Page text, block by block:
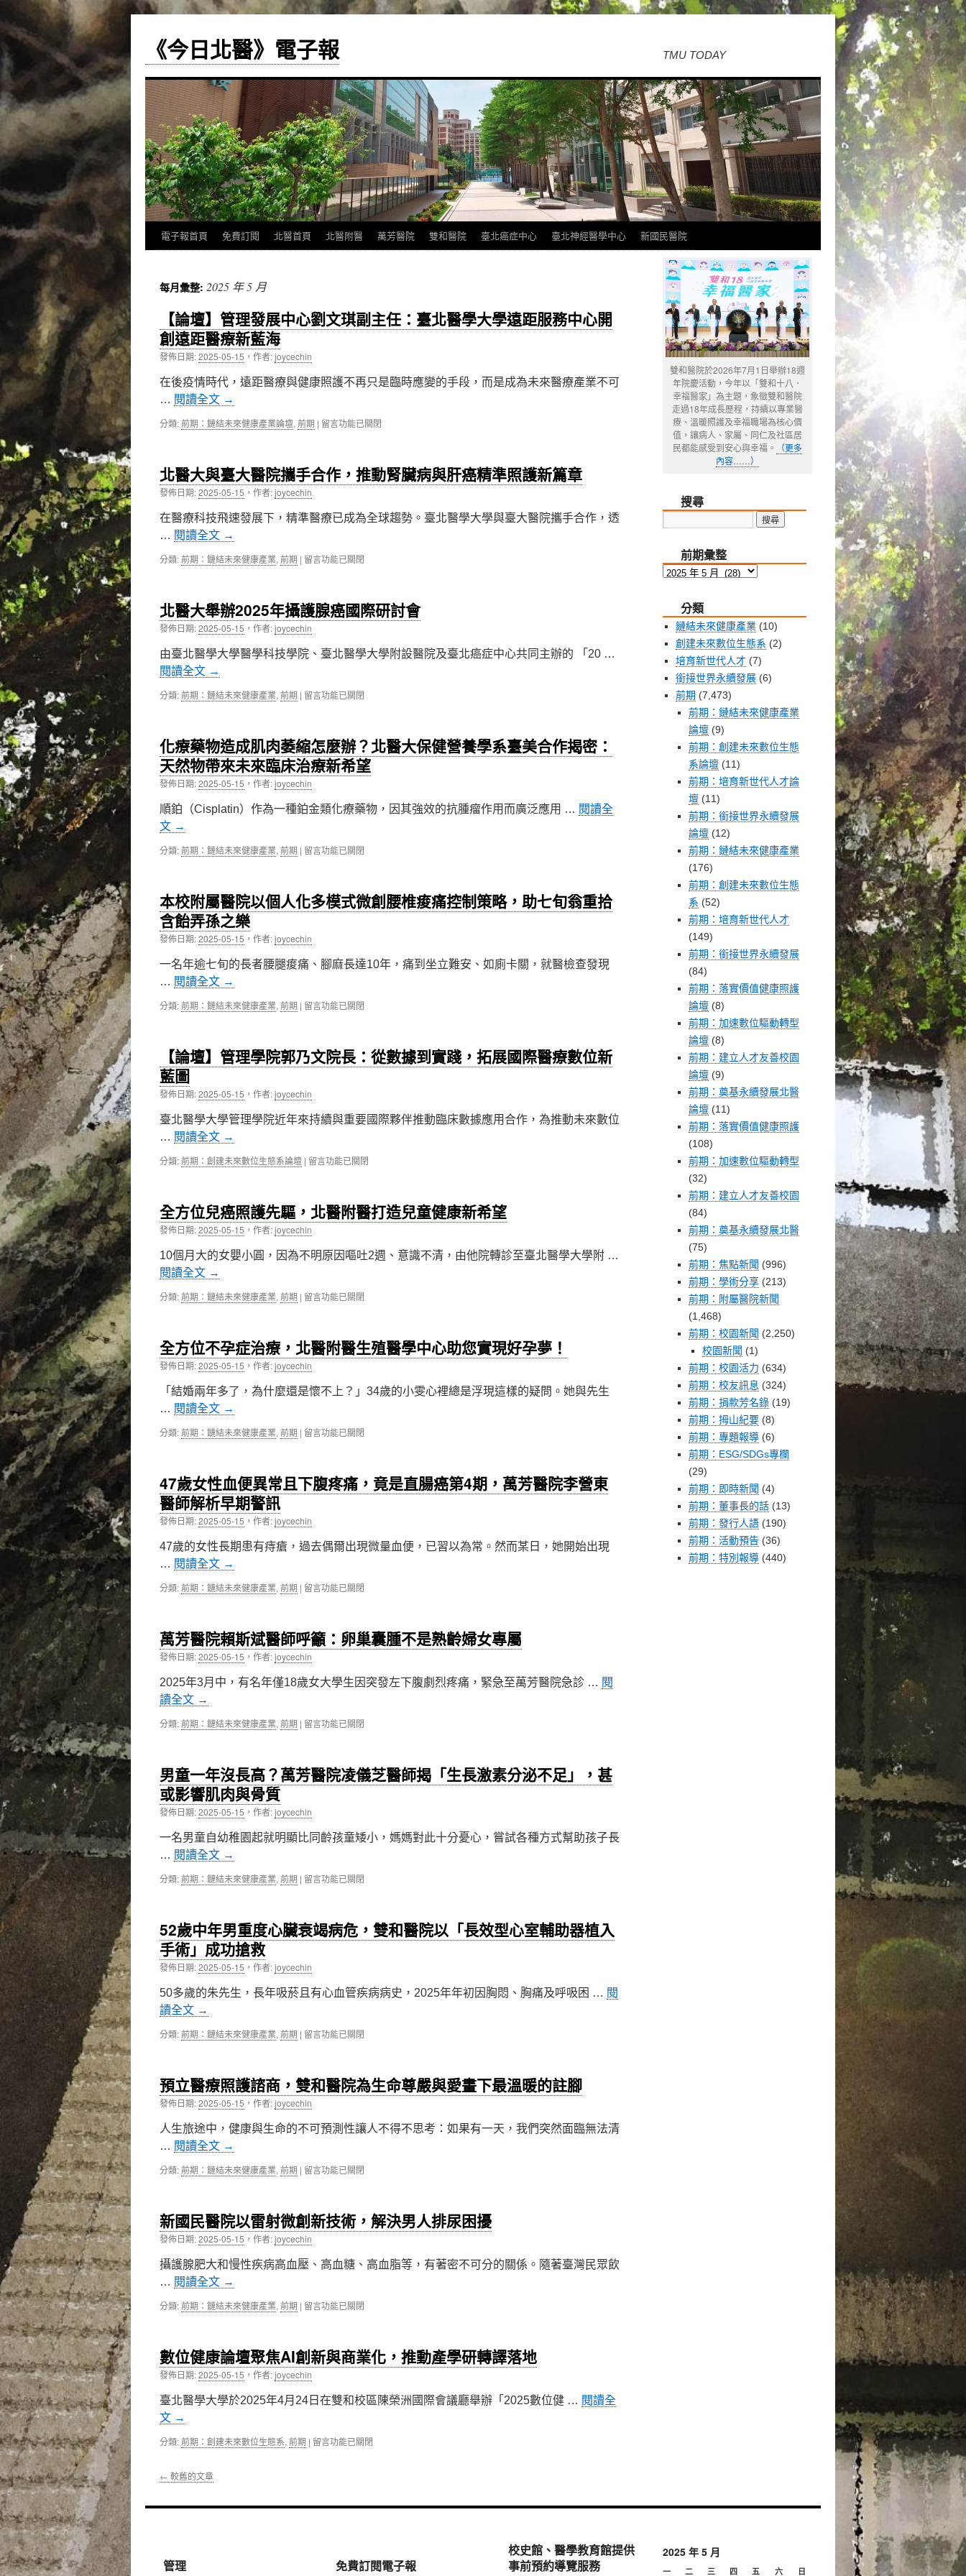
《今日北醫》電子報 TMU TODAY
跳
主
內
電子報首頁 免費訂閱 北醫首頁 北醫附醫 萬芳醫院 雙和醫院 臺北癌症中心 臺北神經醫學中心 新國民醫院
每月彙整: 2025 年 5 月
【論壇】管理發展中心劉文琪副主任：臺北醫學大學遠距服務中心開
創遠距醫療新藍海
發佈日期:2025-05-15 ， 作者:joycechin
在後疫情時代，遠距醫療與健康照護不再只是臨時應變的手段，而是成為未來醫療產業不可
… 閱讀全文 →
分類:前期：鏈結未來健康產業論壇, 前期 | 在
理
發
中
心
琪
任：
臺
學
遠
中
心
開
距
新
留言功能已關閉
北醫大與臺大醫院攜手合作，推動腎臟病與肝癌精準照護新篇章
發佈日期:2025-05-15 ， 作者:joycechin
在醫療科技飛速發展下，精準醫療已成為全球趨勢。臺北醫學大學與臺大醫院攜手合作，透
… 閱讀全文 →
分類:前期：鏈結未來健康產業, 前期 | 在
與
臺
大
醫
院
合
動
腎
臟
病
與
肝
癌
照
篇
章〉
留言功能已關閉
北醫大舉辦2025年攝護腺癌國際研討會
發佈日期:2025-05-15 ， 作者:joycechin
由臺北醫學大學醫學科技學院、臺北醫學大學附設醫院及臺北癌症中心共同主辦的 「20 …
閱讀全文 →
分類:前期：鏈結未來健康產業, 前期 | 在
舉
辦
2025
年
護
國
會〉
中
留言功能已關閉
化療藥物造成肌肉萎縮怎麼辦？北醫大保健營養學系臺美合作揭密：
天然物帶來未來臨床治療新希望
發佈日期:2025-05-15 ， 作者:joycechin
順鉑（Cisplatin）作為一種鉑金類化療藥物，因其強效的抗腫瘤作用而廣泛應用 … 閱讀全
文 →
分類:前期：鏈結未來健康產業, 前期 | 在
物
造
肌
萎
麼
大
保
營
學
美
密：
天
然
物
帶
來
治
療
新
望〉
留言功能已關閉
本校附屬醫院以個人化多模式微創腰椎痠痛控制策略，助七旬翁重拾
含飴弄孫之樂
發佈日期:2025-05-15 ， 作者:joycechin
一名年逾七旬的長者腰腿痠痛、腳麻長達10年，痛到坐立難安、如廁卡關，就醫檢查發現
… 閱讀全文 →
分類:前期：鏈結未來健康產業, 前期 | 在
屬
醫
以
人
模
腰
椎
痠
痛
控
略，
旬
翁
重
含
孫
留言功能已關閉
【論壇】管理學院郭乃文院長：從數據到實踐，拓展國際醫療數位新
藍圖
發佈日期:2025-05-15 ， 作者:joycechin
臺北醫學大學管理學院近年來持續與重要國際夥伴推動臨床數據應用合作，為推動未來數位
… 閱讀全文 →
分類:前期：創建未來數位生態系論壇 | 在
理
學
院
郭
乃
長：
據
到
實
拓
際
位
新
圖〉
留言功能已關閉
全方位兒癌照護先驅，北醫附醫打造兒童健康新希望
發佈日期:2025-05-15 ， 作者:joycechin
10個月大的女嬰小圓，因為不明原因嘔吐2週、意識不清，由他院轉診至臺北醫學大學附 …
閱讀全文 →
分類:前期：鏈結未來健康產業, 前期 | 在
兒
癌
照
護
先
醫
打
造
童
健
康
新
中
留言功能已關閉
全方位不孕症治療，北醫附醫生殖醫學中心助您實現好孕夢！
發佈日期:2025-05-15 ， 作者:joycechin
「結婚兩年多了，為什麼還是懷不上？」34歲的小雯心裡總是浮現這樣的疑問。她與先生
… 閱讀全文 →
分類:前期：鏈結未來健康產業, 前期 | 在
不
孕
治
北
醫
學
中
心
助
您
好
中
留言功能已關閉
47歲女性血便異常且下腹疼痛，竟是直腸癌第4期，萬芳醫院李營東
醫師解析早期警訊
發佈日期:2025-05-15 ， 作者:joycechin
47歲的女性長期患有痔瘡，過去偶爾出現微量血便，已習以為常。然而某日，她開始出現
… 閱讀全文 →
分類:前期：鏈結未來健康產業, 前期 | 在
性
血
便
異
常
腹
竟
是
腸
癌
第
4
芳
李
營
醫
師
解
析
警
留言功能已關閉
萬芳醫院賴斯斌醫師呼籲：卵巢囊腫不是熟齡婦女專屬
發佈日期:2025-05-15 ， 作者:joycechin
2025年3月中，有名年僅18歲女大學生因突發左下腹劇烈疼痛，緊急至萬芳醫院急診 … 閱
讀全文 →
分類:前期：鏈結未來健康產業, 前期 | 在
院
賴
斌
師
卵
不
是
齡
女
中
留言功能已關閉
男童一年沒長高？萬芳醫院凌儀芝醫師揭「生長激素分泌不足」，甚
或影響肌肉與骨質
發佈日期:2025-05-15 ， 作者:joycechin
一名男童自幼稚園起就明顯比同齡孩童矮小，媽媽對此十分憂心，嘗試各種方式幫助孩子長
… 閱讀全文 →
分類:前期：鏈結未來健康產業, 前期 | 在
年
沒
高？
芳
凌
師
揭
「生
長
激
泌
甚
或
影
肌
骨
留言功能已關閉
52歲中年男重度心臟衰竭病危，雙和醫院以「長效型心室輔助器植入
手術」成功搶救
發佈日期:2025-05-15 ， 作者:joycechin
50多歲的朱先生，長年吸菸且有心血管疾病病史，2025年年初因胸悶、胸痛及呼吸困 … 閱
讀全文 →
分類:前期：鏈結未來健康產業, 前期 | 在
年
男
重
度
心
竭
雙
和
醫
以
型
助
器
植
入
手
功
留言功能已關閉
預立醫療照護諮商，雙和醫院為生命尊嚴與愛畫下最溫暖的註腳
發佈日期:2025-05-15 ， 作者:joycechin
人生旅途中，健康與生命的不可預測性讓人不得不思考：如果有一天，我們突然面臨無法清
… 閱讀全文 →
分類:前期：鏈結未來健康產業, 前期 | 在
療
照
護
諮
商，
醫
生
命
尊
與
下
註
留言功能已關閉
新國民醫院以雷射微創新技術，解決男人排尿困擾
發佈日期:2025-05-15 ， 作者:joycechin
攝護腺肥大和慢性疾病高血壓、高血糖、高血脂等，有著密不可分的關係。隨著臺灣民眾飲
… 閱讀全文 →
分類:前期：鏈結未來健康產業, 前期 | 在
醫
院
以
雷
射
新
男
留言功能已關閉
數位健康論壇聚焦AI創新與商業化，推動產學研轉譯落地
發佈日期:2025-05-15 ， 作者:joycechin
臺北醫學大學於2025年4月24日在雙和校區陳榮洲國際會議廳舉辦「2025數位健 … 閱讀全
文 →
分類:前期：創建未來數位生態系, 前期 | 在
論
留言功能已關閉
← 較舊的文章
雙和醫院於2026年7月1日舉辦18週
年院慶活動，今年以「雙和十八．
幸福醫家」為主題，象徵雙和醫院
走過18年成長歷程，持續以專業醫
療、溫暖照護及幸福職場為核心價
值，讓病人、家屬、同仁及社區居
民都能感受到安心與幸福。
（更多
內容……）
搜尋
前期彙整
前
整
分類
鏈結未來健康產業 (10)
創建未來數位生態系 (2)
培育新世代人才 (7)
銜接世界永續發展 (6)
前期 (7,473)
前期：鏈結未來健康產業
論壇 (9)
前期：創建未來數位生態
系論壇 (11)
前期：培育新世代人才論
壇 (11)
前期：銜接世界永續發展
論壇 (12)
前期：鏈結未來健康產業
(176)
前期：創建未來數位生態
系 (52)
前期：培育新世代人才
(149)
前期：銜接世界永續發展
(84)
前期：落實價值健康照護
論壇 (8)
前期：加速數位驅動轉型
論壇 (8)
前期：建立人才友善校園
論壇 (9)
前期：奠基永續發展北醫
論壇 (11)
前期：落實價值健康照護
(108)
前期：加速數位驅動轉型
(32)
前期：建立人才友善校園
(84)
前期：奠基永續發展北醫
(75)
前期：焦點新聞 (996)
前期：學術分享 (213)
前期：附屬醫院新聞
(1,468)
前期：校園新聞 (2,250)
校園新聞 (1)
前期：校園活力 (634)
前期：校友訊息 (324)
前期：捐款芳名錄 (19)
前期：拇山紀要 (8)
前期：專題報導 (6)
前期：ESG/SDGs專欄
(29)
前期：即時新聞 (4)
前期：董事長的話 (13)
前期：發行人語 (190)
前期：活動預告 (36)
前期：特別報導 (440)
管理 免費訂閱電子報
校史館、醫學教育館提供
事前預約導覽服務
2025 年 5 月
一 二 三 四 五 六 日